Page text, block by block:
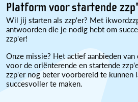
Platform voor startende
Wil jij starten als zzp'er? Met
antwoorden die je nodig hebt om
zzp'er!
Onze missie? Het actief aanbieden
voor de oriënterende en startende
zzp'er nog beter voorbereid te kunnen
succesvoller te maken.